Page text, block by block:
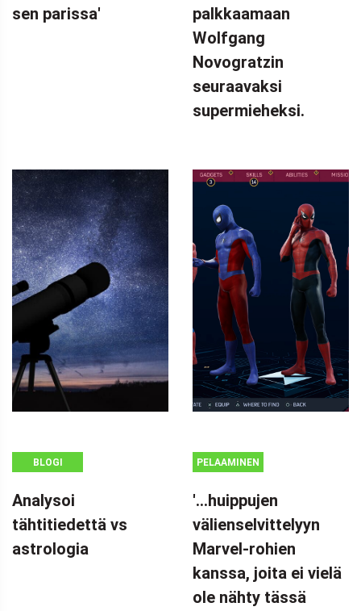
sen parissa'
palkkaamaan
Wolfgang
Novogratzin
seuraavaksi
supermieheksi.
BLOGI
Analysoi
tähtitiedettä vs
astrologia
PELAAMINEN
'...huippujen
välienselvittelyyn
Marvel-rohien
kanssa, joita ei vielä
ole nähty tässä